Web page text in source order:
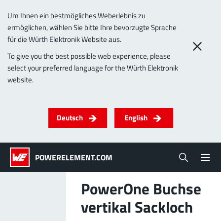
Um Ihnen ein bestmögliches Weberlebnis zu
ermöglichen, wählen Sie bitte Ihre bevorzugte Sprache
für die Würth Elektronik Website aus.
To give you the best possible web experience, please
select your preferred language for the Würth Elektronik
website.
Deutsch English
POWERELEMENT.COM
Produkte
Technologie
Lead-Free
PowerOne Buchse
vertikal Sackloch
ALLE PRODUKTE
(LF) PowerOne
MPFT, THT, THR, SMT Schrauben
Bis 1000 A
Ideal für vielseitige & individualisierbare
Mehr zur Produktgruppe